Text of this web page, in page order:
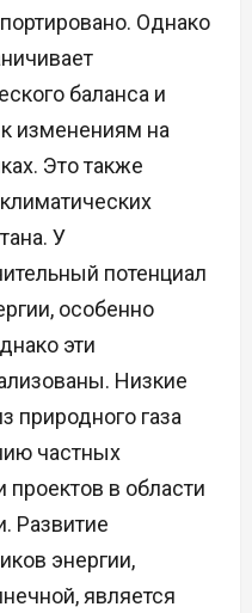
Однако
баланса и
изменениям на
Это также
У
потенциал
особенно
эти
Низкие
природного газа
частных
проектов в области
Развитие
энергии,
является